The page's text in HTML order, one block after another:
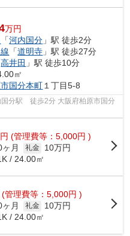
万円
「河内国分 」駅 徒歩2分
「道明寺 」駅 徒歩27分
高井田 」駅 徒歩10分
㎡
国分本町 １丁目5-8
分駅 徒歩2分 大阪府柏原市国分
円 (管理費等：5,000円 )
ヶ月 礼金
10万円
/ 24.00㎡
(管理費等：5,000円 )
ヶ月 礼金
10万円
/ 24.00㎡